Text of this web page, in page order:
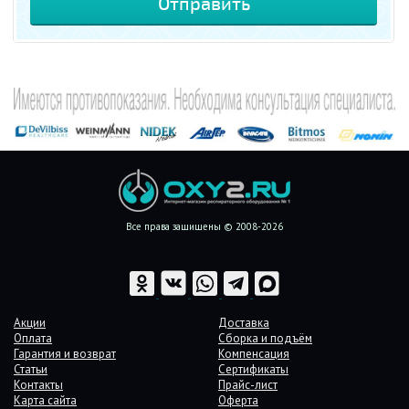
Все права защищены © 2008-2026
Акции
Доставка
Оплата
Сборка и подъём
Гарантия и возврат
Компенсация
Статьи
Сертификаты
Контакты
Прайс-лист
Карта сайта
Оферта